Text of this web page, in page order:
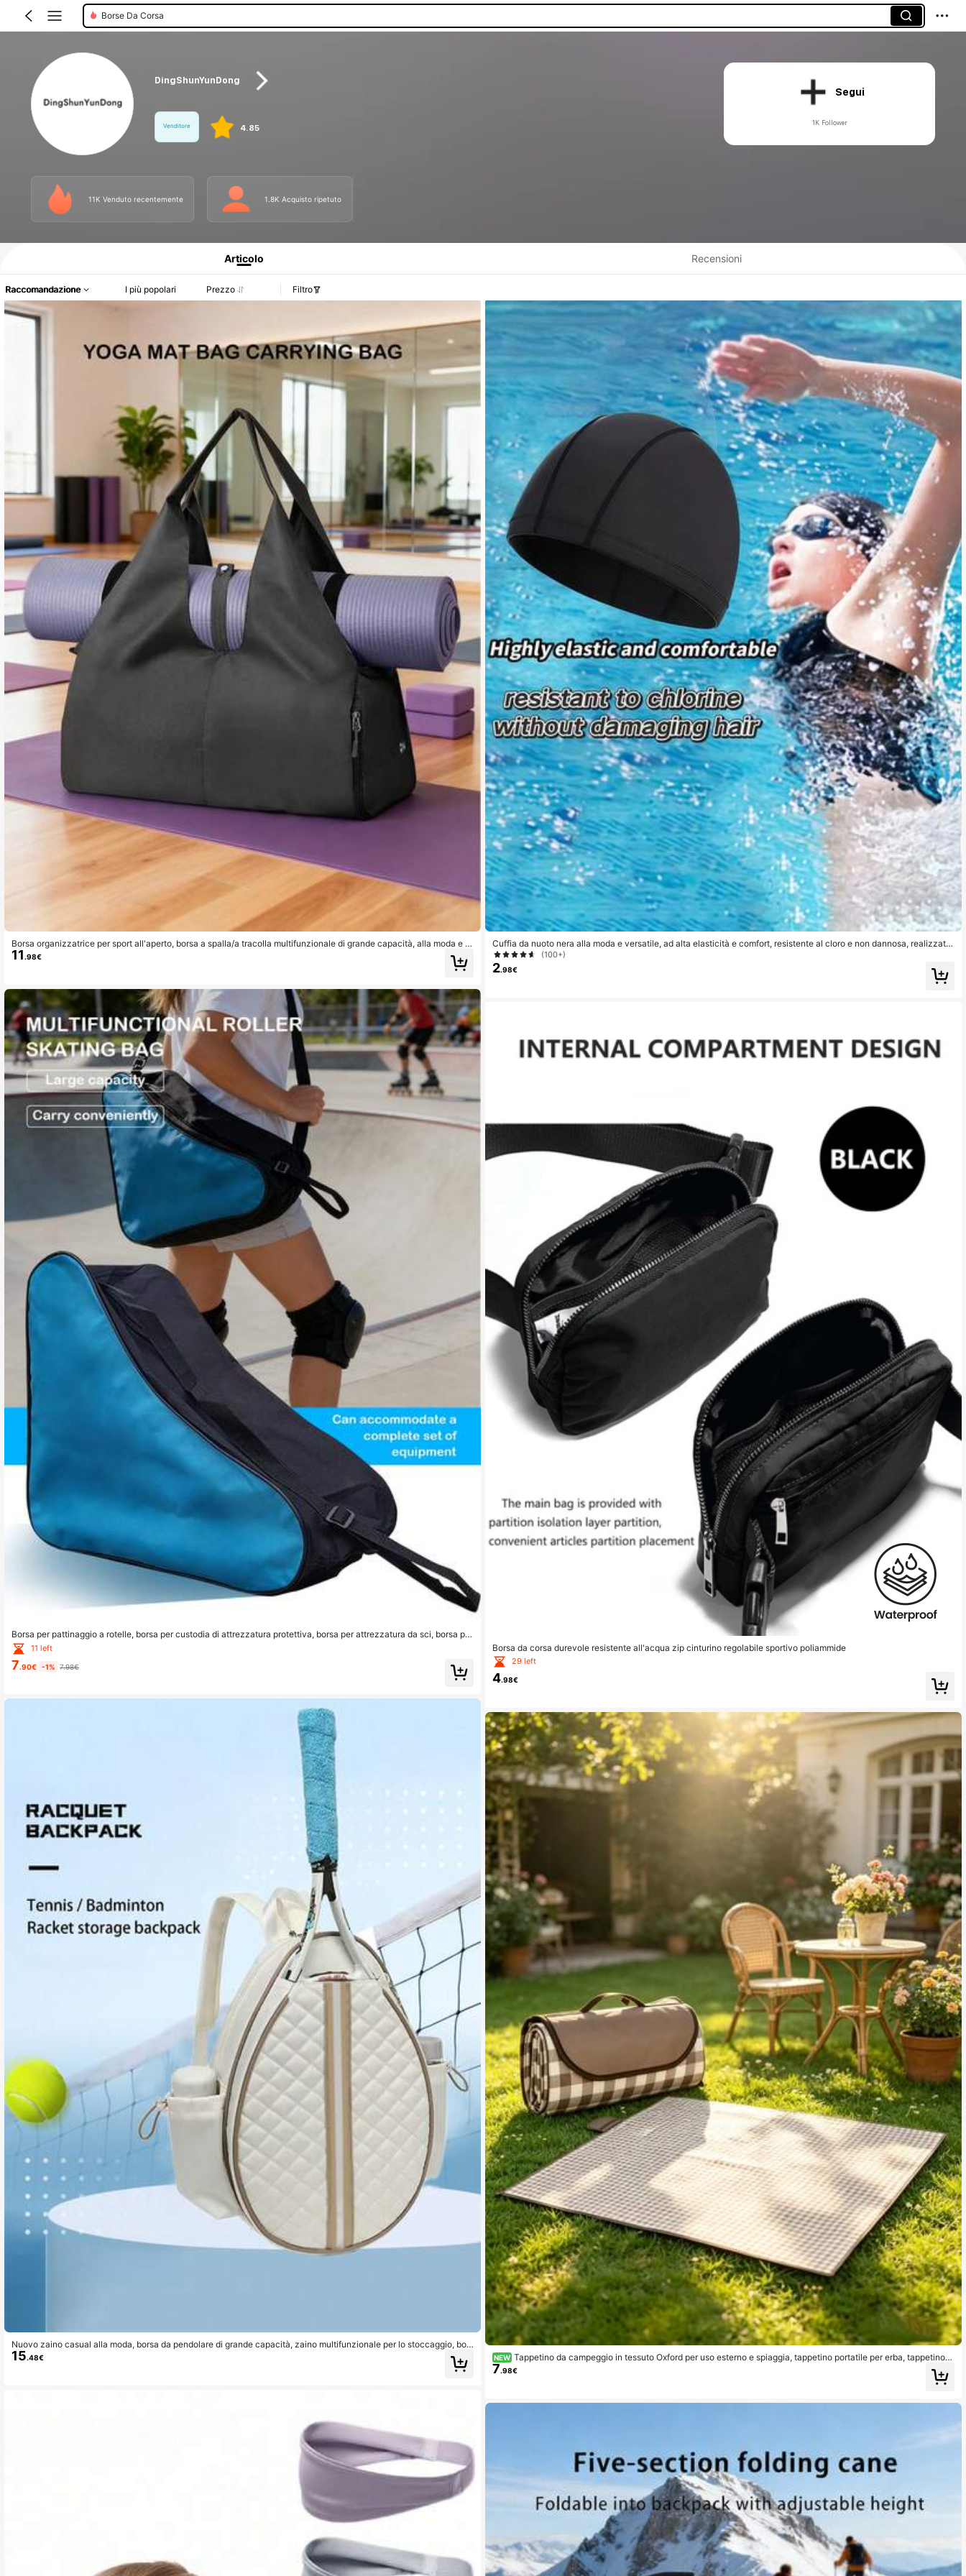
Tovaglie Da Picnic
DingShunYunDong
Venditore 4.85
Segui
1K Follower
11K Venduto recentemente 1.8K Acquisto ripetuto
Informazioni sul prodotto: Comunicazione del prezzo, dettagli su vendite e disponibilità.
Articolo Recensioni
Raccomandazione I più popolari Prezzo Filtro
Borsa organizzatrice per sport all'aperto, borsa a spalla/a tracolla multifunzionale di grande capacità, alla moda e pr
atica, borsa da yoga
11 .98€
Borsa per pattinaggio a rotelle, borsa per custodia di attrezzatura protettiva, borsa per attrezzatura da sci, borsa per
conservazione di pattini a rotelle per adulti, borsa a tracolla triangolare impermeabile
11 left
7.90€ -1% 7.98€
Nuovo zaino casual alla moda, borsa da pendolare di grande capacità, zaino multifunzionale per lo stoccaggio, bors
a impermeabile per racchetta da tennis
15.48€
Cuffia da nuoto nera alla moda e versatile, ad alta elasticità e comfort, resistente al cloro e non dannosa, realizzata
in tessuto traspirante, regolabile per adattarsi a diverse taglie di testa
(100+)
2.98€
Borsa da corsa durevole resistente all'acqua zip cinturino regolabile sportivo poliammide
29 left
4.98€
NEW Tappetino da campeggio in tessuto Oxford per uso esterno e spiaggia, tappetino portatile per erba, tappetino d
a seduta per esterno, impermeabile, anti-umidità, anti-inquinamento, anti-macchia, anti-graffio, durevole e facile d
7.98€